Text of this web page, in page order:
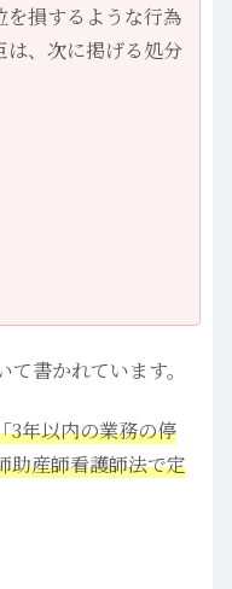
損するような行為
は、次に掲げる処分
書かれています。
3年以内の業務の停
助産師看護師法で定